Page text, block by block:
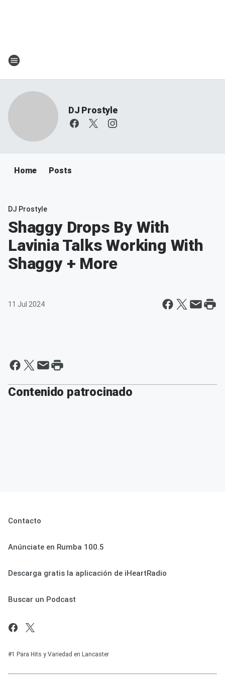
DJ Prostyle
Home Posts
DJ Prostyle
Shaggy Drops By With
Lavinia Talks Working With
Shaggy + More
11 Jul 2024
Contenido patrocinado
Contacto
Anúnciate en Rumba 100.5
Descarga gratis la aplicación de iHeartRadio
Buscar un Podcast
#1 Para Hits y Variedad en Lancaster